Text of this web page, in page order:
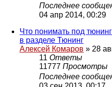
Последнее
04 апр 2014, 00:29
Что понимать под
в разделе Тюнинг
Алексей Комаров » 28
11 Ответы
11777 Просмотры
Последнее